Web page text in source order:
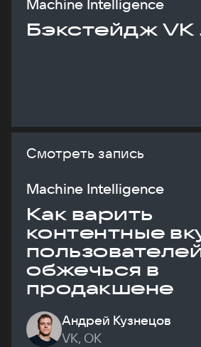
Machine Intelligence
Бэкстейдж VK
Смотреть запись
Machine Intelligence
Как варить
контентные
обжечься в
продакшене
Андрей Кузнецов
VK, ОК